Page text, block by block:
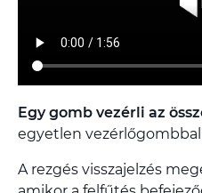
Egy gomb vezérli az
egyetlen
A rezgés visszajelzés